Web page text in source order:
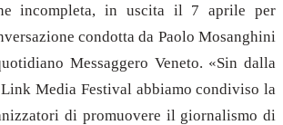
incompleta, in uscita il 7 aprile per
condotta da Paolo Mosanghini
Messaggero Veneto. «Sin dalla
Media Festival abbiamo condiviso la
di promuovere il giornalismo di